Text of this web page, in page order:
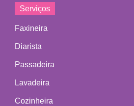
Serviços
Faxineira
Diarista
Passadeira
Lavadeira
Cozinheira